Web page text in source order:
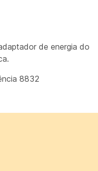
de energia do
8832